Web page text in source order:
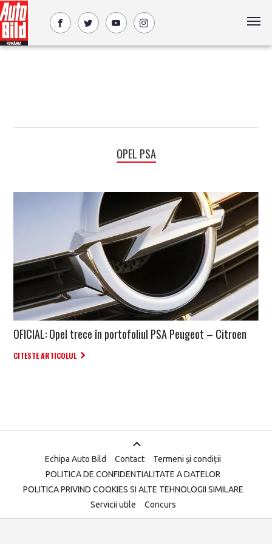
OPEL PSA
OFICIAL: Opel trece în portofoliul PSA Peugeot – Citroen
CITESTE ARTICOLUL
Echipa Auto Bild Contact
Termeni și condiții
POLITICA DE CONFIDENTIALITATE A DATELOR
POLITICA PRIVIND COOKIES SI ALTE TEHNOLOGII SIMILARE
Servicii utile
Concurs